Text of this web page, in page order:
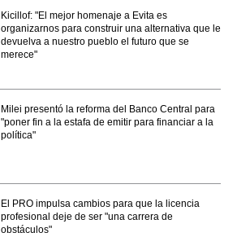
Kicillof: "El mejor homenaje a Evita es
organizarnos para construir una alternativa que le
devuelva a nuestro pueblo el futuro que se
merece"
Milei presentó la reforma del Banco Central para
"poner fin a la estafa de emitir para financiar a la
política"
El PRO impulsa cambios para que la licencia
profesional deje de ser "una carrera de
obstáculos"